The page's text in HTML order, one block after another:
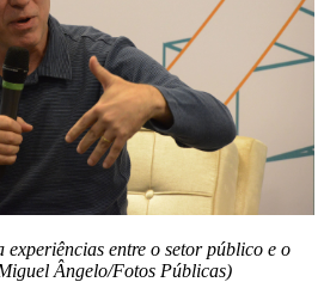
experiências entre o setor público e o
Ângelo/Fotos Públicas)